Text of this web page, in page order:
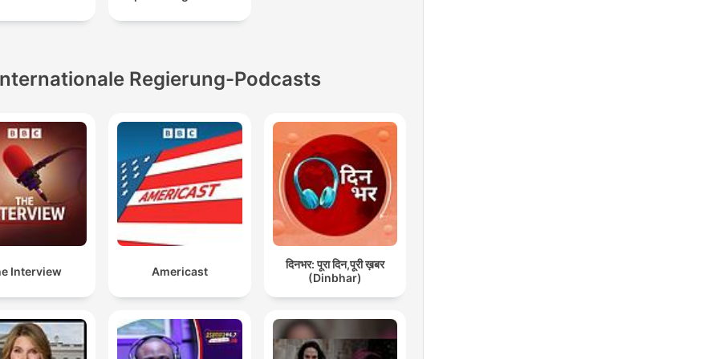
Regierung-Podcasts
Interview Americast
दिनभर: पूरा दिन,पूरी ख़बर
(Dinbhar)